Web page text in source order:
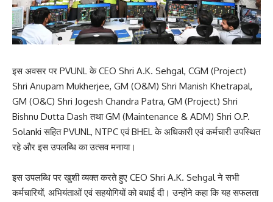
इस अवसर पर PVUNL के CEO Shri A.K. Sehgal, CGM (Project)
Shri Anupam Mukherjee, GM (O&M) Shri Manish Khetrapal,
GM (O&C) Shri Jogesh Chandra Patra, GM (Project) Shri
Bishnu Dutta Dash तथा GM (Maintenance & ADM) Shri O.P.
Solanki सहित PVUNL, NTPC एवं BHEL के अधिकारी एवं कर्मचारी उपस्थित
रहे और इस उपलब्धि का उत्सव मनाया।
इस उपलब्धि पर खुशी व्यक्त करते हुए CEO Shri A.K. Sehgal ने सभी
कर्मचारियों, अभियंताओं एवं सहयोगियों को बधाई दी। उन्होंने कहा कि यह सफलता